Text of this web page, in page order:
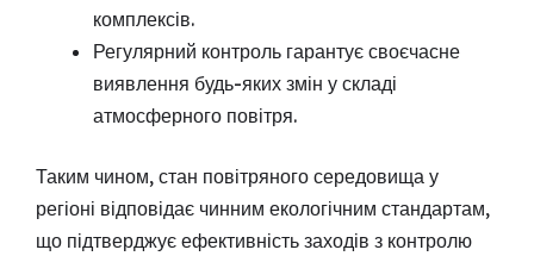
комплексів.
Регулярний контроль гарантує своєчасне
виявлення будь-яких змін у складі
атмосферного повітря.
Таким чином, стан повітряного середовища у
регіоні відповідає чинним екологічним стандартам,
що підтверджує ефективність заходів з контролю